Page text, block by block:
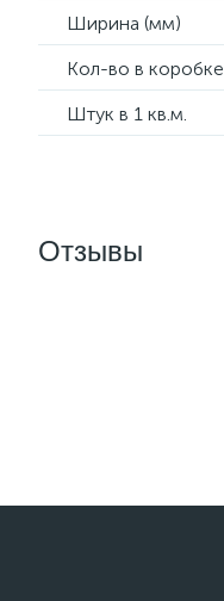
Ширина (мм)
Кол-во в коробке
Штук в 1 кв.м.
Отзывы